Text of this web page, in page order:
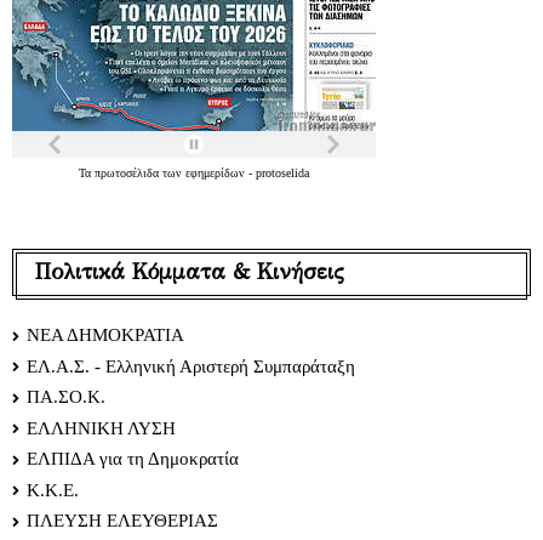
Τα πρωτοσέλιδα των εφημερίδων - protoselida
Πολιτικά Κόμματα & Κινήσεις
ΝΕΑ ΔΗΜΟΚΡΑΤΙΑ
ΕΛ.Α.Σ. - Ελληνική Αριστερή Συμπαράταξη
ΠΑ.ΣΟ.Κ.
ΕΛΛΗΝΙΚΗ ΛΥΣΗ
ΕΛΠΙΔΑ για τη Δημοκρατία
Κ.Κ.Ε.
ΠΛΕΥΣΗ ΕΛΕΥΘΕΡΙΑΣ